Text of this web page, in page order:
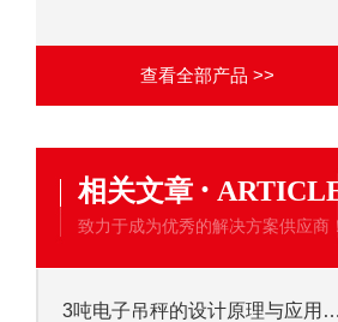
查看全部产品 >>
相关文章 ·
致力于成为优秀的解决方案供应商！
3吨电子吊秤的设计原理与应用分析